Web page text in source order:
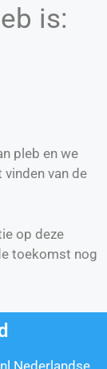
is:
pleb en we
vinden van de
op deze
toekomst nog